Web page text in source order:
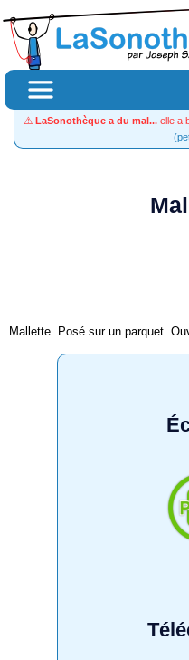
⚠️ LaSonothèque a du mal... elle a
Mallette. Posé sur un parquet.